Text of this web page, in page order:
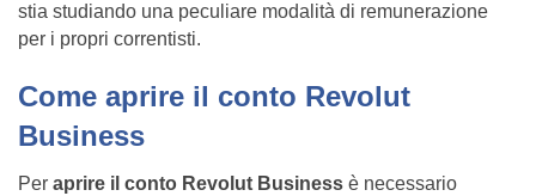
stia studiando una peculiare modalità di remunerazione
per i propri correntisti.
Come aprire il conto Revolut
Business
Per aprire il conto Revolut Business è necessario